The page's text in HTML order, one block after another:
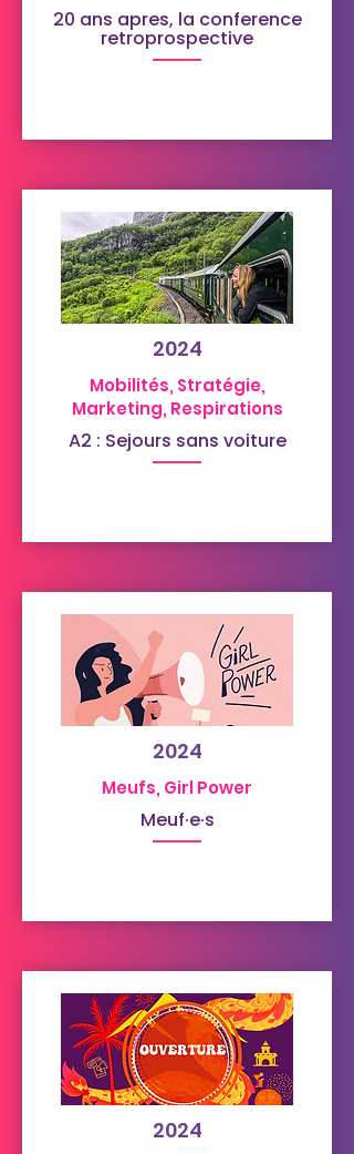
20 ans apres, la conference
retroprospective
2024
Mobilités, Stratégie,
Marketing, Respirations
A2 : Sejours sans voiture
2024
Meufs, Girl Power
Meuf·e·s
2024